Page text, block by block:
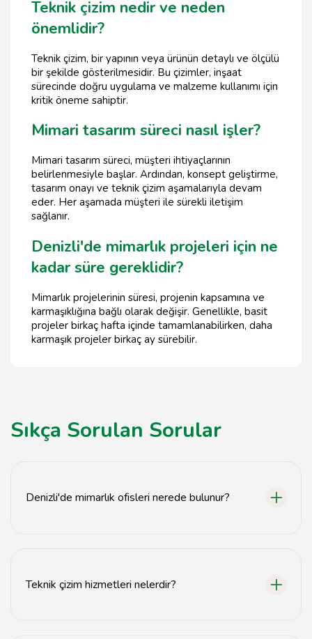
Teknik çizim nedir ve neden
önemlidir?
Teknik çizim, bir yapının veya ürünün detaylı ve ölçülü
bir şekilde gösterilmesidir. Bu çizimler, inşaat
sürecinde doğru uygulama ve malzeme kullanımı için
kritik öneme sahiptir.
Mimari tasarım süreci nasıl işler?
Mimari tasarım süreci, müşteri ihtiyaçlarının
belirlenmesiyle başlar. Ardından, konsept geliştirme,
tasarım onayı ve teknik çizim aşamalarıyla devam
eder. Her aşamada müşteri ile sürekli iletişim
sağlanır.
Denizli'de mimarlık projeleri için ne
kadar süre gereklidir?
Mimarlık projelerinin süresi, projenin kapsamına ve
karmaşıklığına bağlı olarak değişir. Genellikle, basit
projeler birkaç hafta içinde tamamlanabilirken, daha
karmaşık projeler birkaç ay sürebilir.
Sıkça Sorulan Sorular
Denizli'de mimarlık ofisleri nerede bulunur?
Teknik çizim hizmetleri nelerdir?